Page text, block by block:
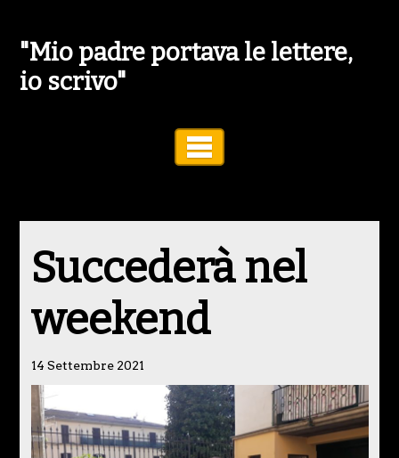
"Mio padre portava le lettere,
io scrivo"
Succederà nel
weekend
14 Settembre 2021